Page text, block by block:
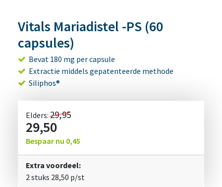
Vitals Mariadistel -PS (60
capsules)
Bevat 180 mg per capsule
Extractie middels gepatenteerde methode
Siliphos®
Elders:29,95
29,50
Bespaar nu 0,45
Extra voordeel:
2 stuks 28,50 p/st